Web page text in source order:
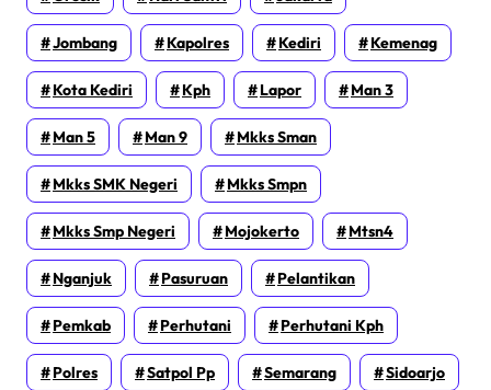
Jombang Kapolres Kediri Kemenag
Kota Kediri Kph Lapor Man 3
Man 5 Man 9 Mkks Sman
Mkks SMK Negeri Mkks Smpn
Mkks Smp Negeri Mojokerto Mtsn4
Nganjuk Pasuruan Pelantikan
Pemkab Perhutani Perhutani Kph
Polres Satpol Pp Semarang Sidoarjo